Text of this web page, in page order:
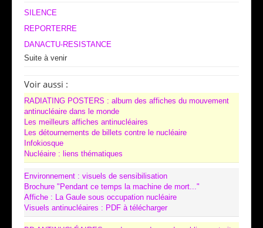
SILENCE
REPORTERRE
DANACTU-RESISTANCE
Suite à venir
Voir aussi :
RADIATING POSTERS : album des affiches du mouvement
antinucléaire dans le monde
Les meilleurs affiches antinucléaires
Les détournements de billets contre le nucléaire
Infokiosque
Nucléaire : liens thématiques
Environnement : visuels de sensibilisation
Brochure "Pendant ce temps la machine de mort..."
Affiche : La Gaule sous occupation nucléaire
Visuels antinucléaires : PDF à télécharger